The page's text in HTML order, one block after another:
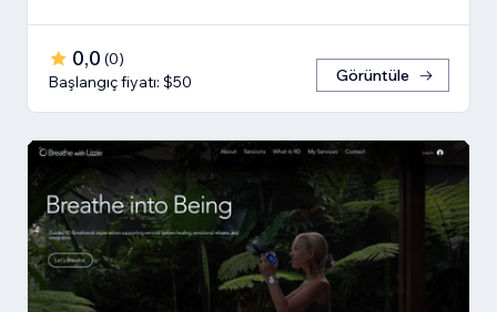
0,0 (0)
Başlangıç fiyatı: $50
Görüntüle